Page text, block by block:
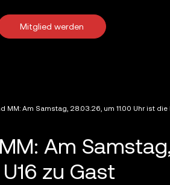
Mitglied werden
MM: Am Samstag, 28.03.26, um 11.00 Uhr ist
Am
zu Gast